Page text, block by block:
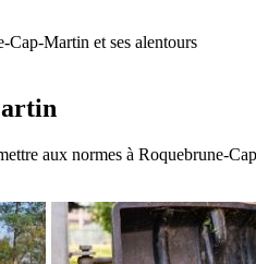
Cap-Martin et ses alentours
aux normes à Roquebrune-